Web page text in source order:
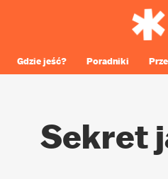
Gdzie jeść? Poradniki
Sekret